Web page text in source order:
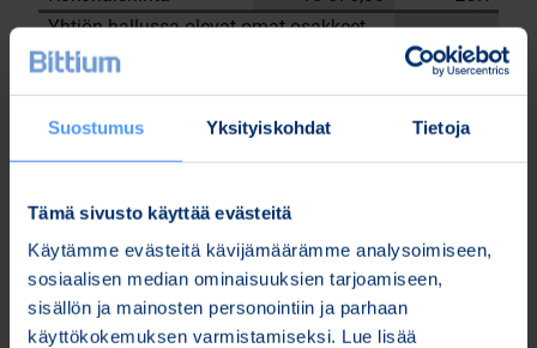
Suostumus Yksityiskohdat Tietoja
Tämä sivusto käyttää evästeitä
Käytämme evästeitä kävijämäärämme analysoimiseen,
sosiaalisen median ominaisuuksien tarjoamiseen,
sisällön ja mainosten personointiin ja parhaan
käyttökokemuksen varmistamiseksi. Lue lisää
Yhtiön hallussa olevat omat osakkeet
22.9.2023
kpl.
Janne Sarvikivi
Lisätietoja:
Kari Jokela
Lakiasiainjohtaja